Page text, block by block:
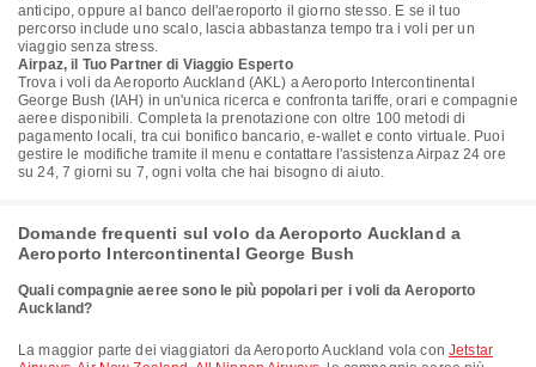
anticipo, oppure al banco dell'aeroporto il giorno stesso. E se il tuo
percorso include uno scalo, lascia abbastanza tempo tra i voli per un
viaggio senza stress.
Airpaz, il Tuo Partner di Viaggio Esperto
Trova i voli da Aeroporto Auckland (AKL) a Aeroporto Intercontinental
George Bush (IAH) in un'unica ricerca e confronta tariffe, orari e compagnie
aeree disponibili. Completa la prenotazione con oltre 100 metodi di
pagamento locali, tra cui bonifico bancario, e-wallet e conto virtuale. Puoi
gestire le modifiche tramite il menu e contattare l'assistenza Airpaz 24 ore
su 24, 7 giorni su 7, ogni volta che hai bisogno di aiuto.
Domande frequenti sul volo da Aeroporto Auckland a
Aeroporto Intercontinental George Bush
Quali compagnie aeree sono le più popolari per i voli da Aeroporto
Auckland?
La maggior parte dei viaggiatori da Aeroporto Auckland vola con Jetstar